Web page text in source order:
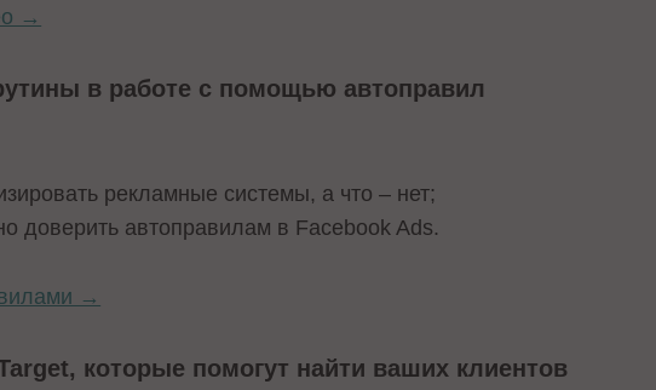
→
в работе с помощью автоправил
рекламные системы, а что – нет;
доверить автоправилам в Facebook Ads.
→
которые помогут найти ваших клиентов